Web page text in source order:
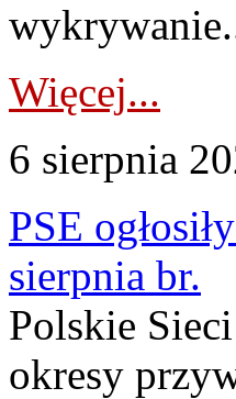
Więcej...
6 sierpnia
PSE
sierpnia br.
Polskie
okresy